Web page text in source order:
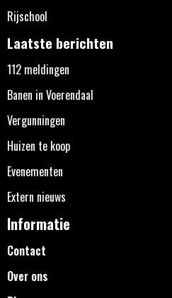
Rijschool
Laatste berichten
112 meldingen
Banen in Voerendaal
Vergunningen
Huizen te koop
Evenementen
Extern nieuws
Informatie
Contact
Over ons